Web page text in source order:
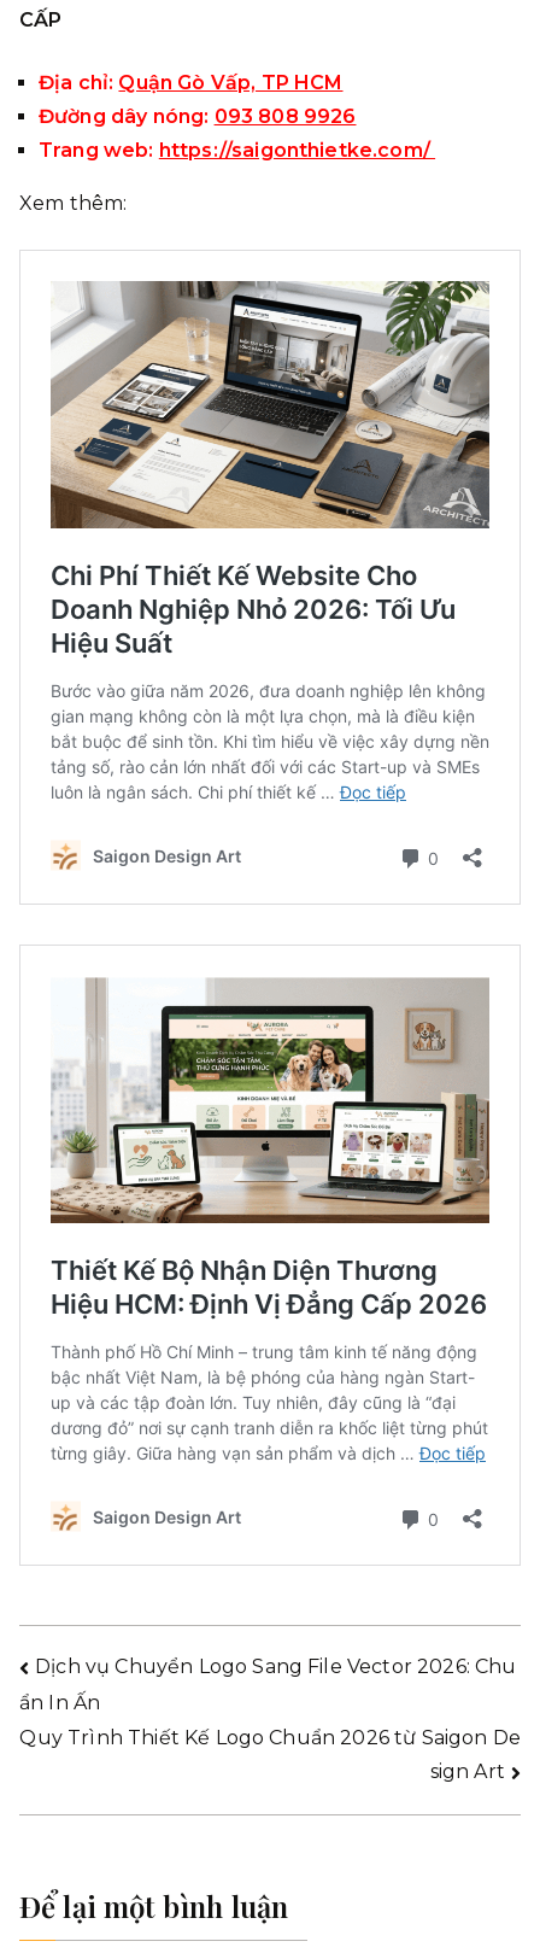
CẤP
Địa chỉ: Quận Gò Vấp, TP HCM
Đường dây nóng: 093 808 9926
Trang web: https://saigonthietke.com/
Xem thêm:
Dịch vụ Chuyển Logo Sang File Vector 2026: Chu
ẩn In Ấn
Quy Trình Thiết Kế Logo Chuẩn 2026 từ Saigon De
sign Art
Để lại một bình luận